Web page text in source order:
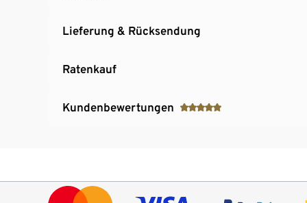
Lieferung & Rücksendung
Ratenkauf
Kundenbewertungen